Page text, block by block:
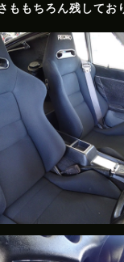
ももちろん残して